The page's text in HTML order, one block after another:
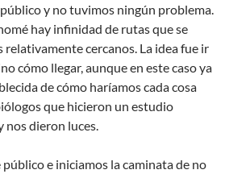
y no tuvimos ningún problema.
hay infinidad de rutas que se
cercanos. La idea fue ir
cómo llegar, aunque en este caso ya
de cómo haríamos cada cosa
que hicieron un estudio
nos dieron luces.
e iniciamos la caminata de no